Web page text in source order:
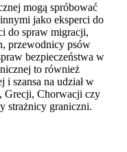
mogą spróbować
jako eksperci do
do spraw migracji,
przewodnicy psów
bezpieczeństwa w
to również
i szansa na udział w
Grecji, Chorwacji czy
strażnicy graniczni.